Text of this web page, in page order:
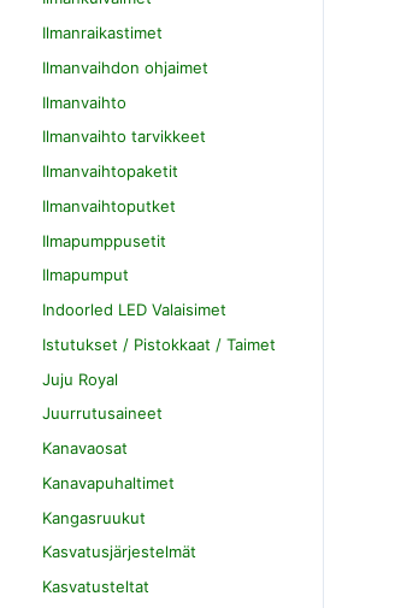
Ilmanraikastimet
Ilmanvaihdon ohjaimet
Ilmanvaihto
Ilmanvaihto tarvikkeet
Ilmanvaihtopaketit
Ilmanvaihtoputket
Ilmapumppusetit
Ilmapumput
Indoorled LED Valaisimet
Istutukset / Pistokkaat / Taimet
Juju Royal
Juurrutusaineet
Kanavaosat
Kanavapuhaltimet
Kangasruukut
Kasvatusjärjestelmät
Kasvatusteltat